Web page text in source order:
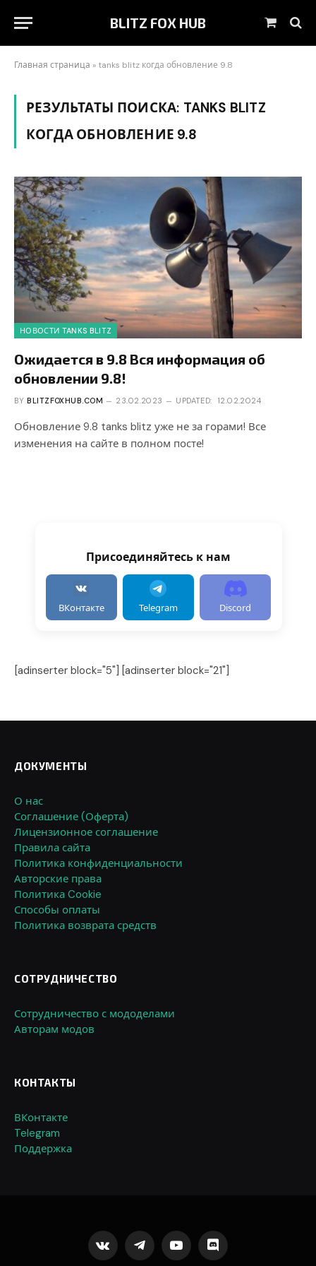
BLITZ FOX HUB
Cart
Главная страница » tanks blitz когда обновление 9.8
РЕЗУЛЬТАТЫ ПОИСКА: TANKS BLITZ
КОГДА ОБНОВЛЕНИЕ 9.8
НОВОСТИ TANKS BLITZ
Ожидается в 9.8 Вся информация об
обновлении 9.8!
BY BLITZFOXHUB.COM 23.02.2023 UPDATED: 12.02.2024
Обновление 9.8 tanks blitz уже не за горами! Все
изменения на сайте в полном посте!
Присоединяйтесь к нам
ВКонтакте Telegram Discord
[adinserter block="5"] [adinserter block="21"]
ДОКУМЕНТЫ
О нас
Соглашение (Оферта)
Лицензионное соглашение
Правила сайта
Политика конфиденциальности
Авторские права
Политика Cookie
Способы оплаты
Политика возврата средств
СОТРУДНИЧЕСТВО
Сотрудничество с мододелами
Авторам модов
КОНТАКТЫ
ВКонтакте
Telegram
Поддержка
VKontakteTelegramYouTubeDiscord